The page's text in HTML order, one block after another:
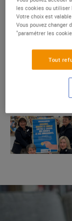
les cookies ou
Votre choix est
Vous pouvez changer
"paramétrer les
Tout